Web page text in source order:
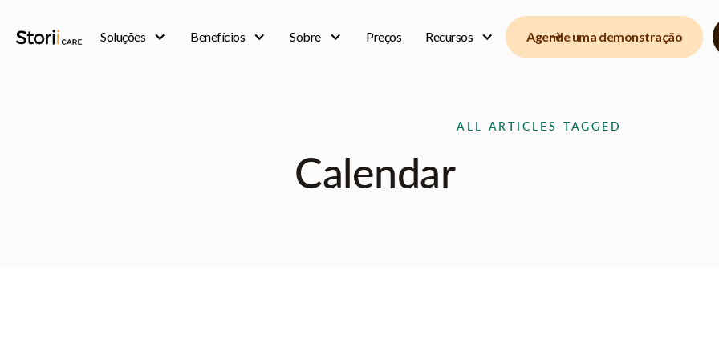
Soluções Benefícios Sobre Preços Recursos Agende uma demonstração
ALL ARTICLES TAGGED
Calendar